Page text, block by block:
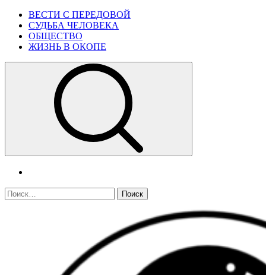
Skip
content
Primary
Menu
ВЕСТИ С ПЕРЕДОВОЙ
СУДЬБА ЧЕЛОВЕКА
ОБЩЕСТВО
ЖИЗНЬ В ОКОПЕ
Найти: